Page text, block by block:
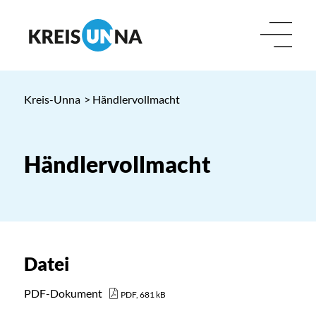
Kreis-Unna > Händlervollmacht
Händlervollmacht
Datei
PDF-Dokument PDF, 681 kB